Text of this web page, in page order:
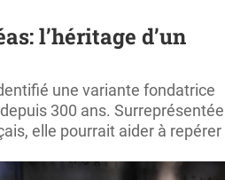
l’héritage d’un
une variante fondatrice
300 ans. Surreprésentée
elle pourrait aider à repérer